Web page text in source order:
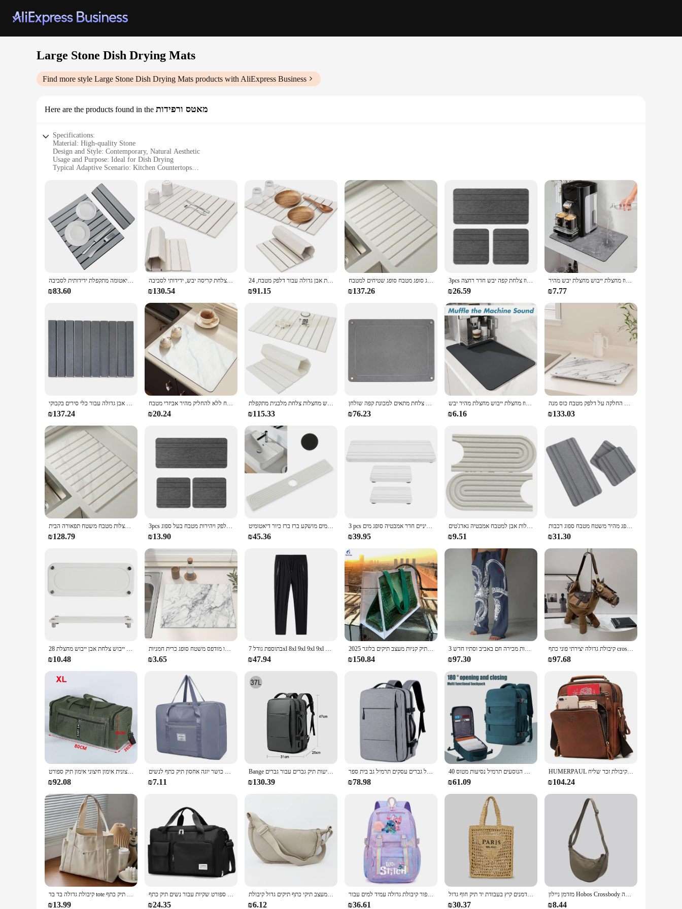
Large Stone Dish Drying Mats
Find more style Large Stone Dish Drying Mats products with AliExpress Business
Here are the products found in the מאטס ורפידות
Specifications:
Material: High-quality Stone
Design and Style: Contemporary, Natural Aesthetic
Usage and Purpose: Ideal for Dish Drying
Typical Adaptive Scenario: Kitchen Countertops
Performance and Property: Heat Resistant, Non-Slip Base
Features:
|Large Stone Dish Drying Mats|Wholesale|Vendors|
**Elegant and Functional Design**
The Large Stone Dish Drying Mat is not just a kitchen accessory; it's a statement piece that adds a touch of elegance to your countertop. Crafted from premium stone, this mat offers a natural aesthetic
that complements any kitchen decor. Its large size ensures ample space for drying a variety of dishes, from plates to pots and pans, making it a versatile addition to your kitchen essentials.
**Durable and Heat Resistant**
Constructed from durable stone, this mat is designed to withstand the rigors of daily use. Its heat-resistant properties protect your countertops from hot pots and pans, while the non-slip base ensures
that the mat stays in place, even when wet. This feature not only enhances safety but also reduces the risk of slips and falls, making it a practical choice for busy households.
**Versatile and Easy to Clean**
Whether you're wiping down after a meal or giving it a thorough clean, this mat is designed to maintain its aesthetic appeal and functionality over time. Its versatility makes it a must-have for any
kitchen, whether you're looking to enhance your space or searching for a reliable dish drying solution.
שטיחי צלחת אבן גדולה לייבוש מחצלות למטבח, מחצלת צלחת קריסה יבשה מהירה, דיאטומה מתקפלת ידידותית לסביבה
₪83.60
צלחת אבן גדולה ייבוש מחצלות למטבח דלפק מהיר יבש צלחת קריסה יבש, ידידותי לסביבה
₪130.54
מחצלת ייבוש צלחת אבן גדולה עבור דלפק מטבח, 24 "(l) × 16" (w) יבש מהיר סופר קריסת ייבוש צלחת קריסה, חבר אקולוגי
₪91.15
צלחת אבן גדולה ייבוש מחצלת אבן ירוק מחצלת דיאטומי רחצה שטיג סופג מטבח סופג שטיחים למטבח
₪137.26
3pcs סופר סופג מטבח גדול סופג מחצלת סופג נגד ניקוז צלחת קפה יבש חדר רחצה
₪26.59
מטבח גדול סופר סופג שיש חומר הדפסה צלחת ניקוז מחצלת ייבוש מחצלת יבש מהיר
₪7.77
צלחת אבן לייבוש צלחת מתקפלת ייבוש מחצלת סופגת מים דיאטומיים מחצלת אבן מזרמת אבן גדולה עבור כלי סירים בקבוקי
₪137.24
צלחת ייבוש השיש עבור שולחן מטבח שולחן סופר סופג צלחת ייבוש משטח ללא להחליק מהיר אביזרי מטבח
₪20.24
צלחת אבן ייבוש מהיר צלחת ייבוש אבן מחצלת סופגת מים דיאטומיים ייבוש מחצלות צלחת מלבנית מתקפלת
₪115.33
מטבח שיש אבן ייבוש מהיר משטח ייבוש משטח משטח צלחת מתאים למכונת קפה שולחן
₪76.23
מחצלות סופגת רפידות שיש הדפס צלחת מטבח גדול סופג מטחון ניקוז מחצלת ייבוש מחצלת מהיר יבש
₪6.16
מחצלת אבן מטבח מהיר ייבוש מגש מחצלת דיאטומי אדמה שוקע עם 4 רגליים ללא החלקה על דלפק מטבח כוס מנה
₪133.03
צלחת מחצלת אבן ייבוש מחצלת דיאטומיית אדמה מתקפלת סופר מחצלות אבן סופגת מחצלות מטבח משטח תפאורה הבית
₪128.79
3pcs מים סופג מגש אבן דיאטומיט תחתיות ייבוש אמבטיה נגד כיור רחצה דלפק ויהירות מטבח בעל ספוג
₪13.90
מזרן ברז לכיור כיור מטבח סופג מים מושקע ברז ברז כיור דיאטומיט
₪45.36
3 pcs מגש אבן סופגת ייבוש כרית מחצלות מהירה תחתיות מכיור סבון מחזיק היון מברשת שיניים חדר אמבטיה סופג מים
₪39.95
כיור דיאטומיט מחצלות סופגות כיור מטבח מחצלות כיור ייבוש מהיר מחצלות כיור ברז מחצלות אבן למטבח אמבטיה גאדג'טים Dropship
₪9.51
מגש אבן סופגת ייבוש כרית הכיור היון סבון בעל מים סופג מהיר משטח מטבח ספוג רכבות
₪31.30
מטבח דיאטומיט רכבת סופג ייבוש צלחת אבן ייבוש מחצלת 28x11 ס "מ קו אמבטיה
₪10.48
צלחת ייבוש צלחת משטח שיש מכונת אספרסו מודפס משטח סופג כרית חמניות
₪3.65
בתוספת גודל 7xl 8xl 9xl 9xl 9xl הקיץ גברים joggers כושר גדול ריצה ייבוש מהיר ספורט גברים מכנסיים
₪47.94
2025 חדש לנשים עיצוב תיק תיק קניות מעצב תיקים בלוגר
₪150.84
חוצה גבולות מכירה חם באביב וסתיו חדש 3D מגמה הדפסה של גברים בגודל גדול רופפת רגל ישרה מזדמנים
₪97.30
קיבולת גדולה יצירתי פוני כתף crossbody של תיק בד מזדמנים
₪97.68
תיק נסיעות בד גדול תיק דו-קרב עמיד למים של גברים של מזוודות אחסון שקיות חיצונית אימון חיצוני אימון תיק ספורט xa927d
₪92.08
תיקי נסיעות קיפול קיבולת גדולה עמיד למים תיק תיק נסיעות השק כושר יוגה אחסון תיק כתף לנשים
₪7.11
Bange גברים להרחבה תרמיל גברים עמיד למים 17.3 בתרמיל נייד אדם קיבולת גדולה טיולים רגליים תיק נסיעות תיק גברים עבור גברים
₪130.39
קלאסי נסיעות תרמיל גברים עסקים תרמיל גב בית ספר USB להרחבה קיבולת גדולה מחשב נייד עמיד למים תרמיל גב אופנה
₪78.98
תיק גב נייד עסקים עבור גברים, קיבולת גדולה תרמיל טיולים מורחבת, תא הנוסעים תרמיל נסיעות מטוס 40 x20 x25, תיק נשים
₪61.09
HUMERPAUL אמיתי עור גברים של תיק כתף בציר צלב שקיות גדול קיבולת זכר שליח Tote תיק נסיעות Bolso Hombres
₪104.24
קיבולת גדולה בד בד tote תיקים לעבודה מכנס סגנון סטודנט ספר תלבושת תלמיד ספר ספר תיק כתף bolsos para mujer
₪13.99
תיק נסיעות קיבולת חול גדול לשאת על שקיות פיחוח עם תא נעליים ספורט שקיות עבור נשים תיק כתף
₪24.35
מזדמנים ניילון הובוס תיק עבור נשים מעצב תיקי כתף תיקים גדול קיבולת tote גברת נסיעות קונים נשים ארנקים 2025
₪6.12
לילו, לתפור קיבולת גדולה עמיד למים עבור kawaii אנימה בית ספר cosplay cosplay תלמידת בית ספר ילדה מתנה
₪36.61
אופנה חלול החוצה נשים קש תיקי כתף מעצבים אותיות אריג תיק יד מזדמנים קיץ בעבודת יד תיק חוף גדול
₪30.37
מזדמן ניילון Hobos Crossbody תיק לנשים מעצב כתף שקיות קיבולת גדולה Tote ליידי נסיעות Shopper תיק נשי ארנקי 2023
₪8.44